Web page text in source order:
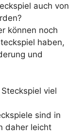
auch von
können noch
haben,
und
viel
sind in
daher leicht